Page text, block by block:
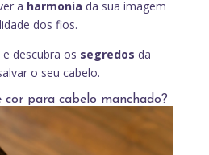
a harmonia da sua imagem
dos fios.
descubra os segredos da
o seu cabelo.
cor para cabelo manchado?